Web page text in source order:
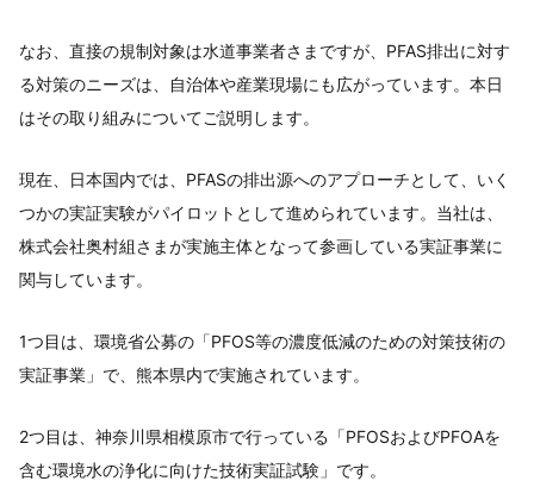
なお、直接の規制対象は水道事業者さまですが、PFAS排出に対す
る対策のニーズは、自治体や産業現場にも広がっています。本日
はその取り組みについてご説明します。
現在、日本国内では、PFASの排出源へのアプローチとして、いく
つかの実証実験がパイロットとして進められています。当社は、
株式会社奥村組さまが実施主体となって参画している実証事業に
関与しています。
1つ目は、環境省公募の「PFOS等の濃度低減のための対策技術の
実証事業」で、熊本県内で実施されています。
2つ目は、神奈川県相模原市で行っている「PFOSおよびPFOAを
含む環境水の浄化に向けた技術実証試験」です。